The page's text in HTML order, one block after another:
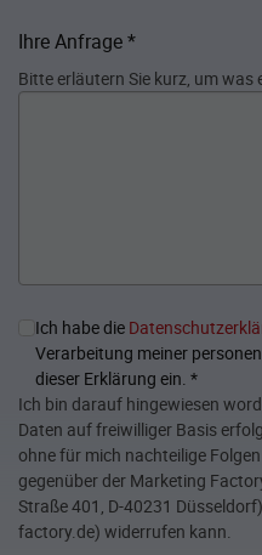
Ihre Anfrage*
Bitte erläutern Sie kurz, um
Ich habe die
Verarbeitung meiner
dieser Erklärung ein. *
Ich bin darauf hingewiesen
Daten auf freiwilliger Basis
ohne für mich nachteilige
gegenüber der Marketing
Straße 401, D-40231
factory.de) widerrufen kann.